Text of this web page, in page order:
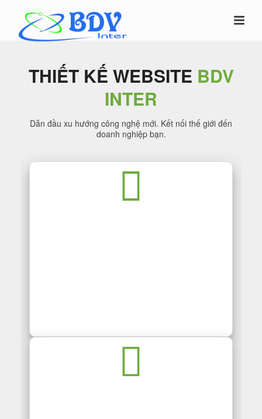
THIẾT KẾ WEBSITE BDV
INTER
Dẫn đầu xu hướng công nghệ mới. Kết nối thế giới đến
doanh nghiệp bạn.